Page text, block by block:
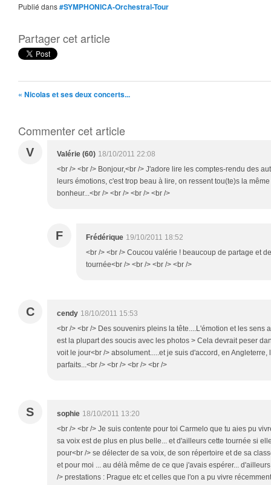
Publié dans#SYMPHONICA-Orchestral-Tour
Partager cet article
« Nicolas et ses deux concerts...
Commenter cet article
V Valérie (60) 18/10/2011 22:08
<br /> <br /> Bonjour,<br /> J'adore lire les comptes-rendu des
leurs émotions, c'est trop beau à lire, on ressent tou(te)s la
bonheur...<br /> <br /> <br /> <br />
F Frédérique 19/10/2011 18:52
<br /> <br /> Coucou valérie ! beaucoup de partage et
tournée<br /> <br /> <br /> <br />
C cendy 18/10/2011 15:53
<br /> <br /> Des souvenirs pleins la tête....L'émotion et les sens
est la plupart des soucis avec les photos > Cela devrait peser
voit le jour<br /> absolument.....et je suis d'accord, en
parfaits...<br /> <br /> <br /> <br />
S sophie 18/10/2011 13:20
<br /> <br /> Je suis contente pour toi Carmelo que tu aies pu
sa voix est de plus en plus belle... et d'ailleurs cette tournée si
pour<br /> se délecter de sa voix, de son répertoire et de sa
et pour moi ... au délà même de ce que j'avais espérer...
/> prestations : Prague etc et celles que l'on a pu vivre